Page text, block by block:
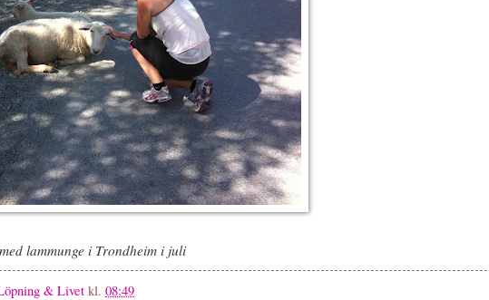
lammunge i Trondheim i juli
& Livet kl. 08:49